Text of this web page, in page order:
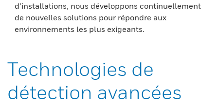
d’installations, nous développons continuellement
de nouvelles solutions pour répondre aux
environnements les plus exigeants.
Technologies de
détection avancées